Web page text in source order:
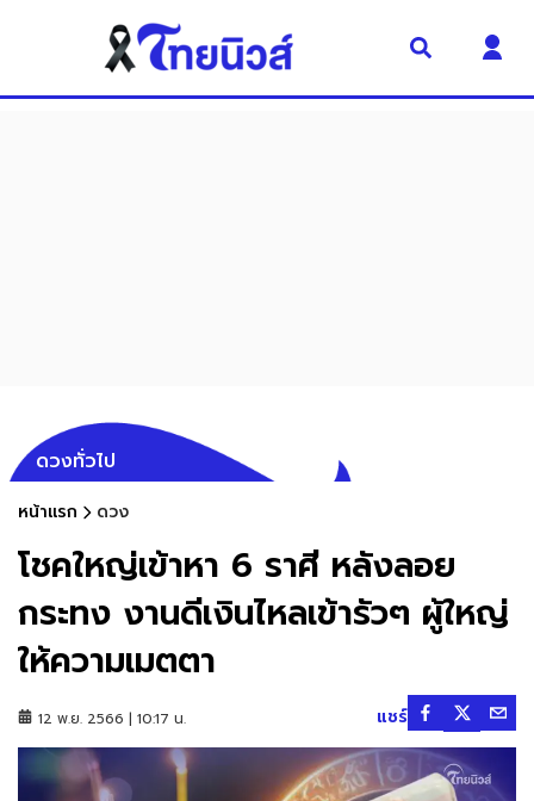
ดวงทั่วไป
หน้าแรก ดวง
โชคใหญ่เข้าหา 6 ราศี หลังลอย
กระทง งานดีเงินไหลเข้ารัวๆ ผู้ใหญ่
ให้ความเมตตา
12 พ.ย. 2566 | 10:17 น. แชร์